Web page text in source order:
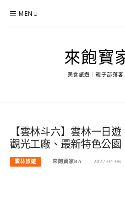
MENU
來飽寶
美食旅遊｜親子部落客
【雲林斗六】雲林一日
觀光工廠、最新特色公園
雲林旅遊 來飽寶家BA 2022-04-06